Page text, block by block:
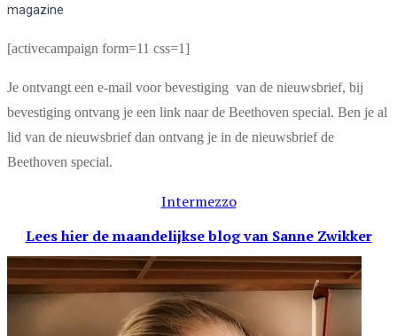
magazine
[activecampaign form=11 css=1]
Je ontvangt een e-mail voor bevestiging van de nieuwsbrief, bij
bevestiging ontvang je een link naar de Beethoven special. Ben je al
lid van de nieuwsbrief dan ontvang je in de nieuwsbrief de
Beethoven special.
Intermezzo
Lees hier de maandelijkse blogvan Sanne Zwikker